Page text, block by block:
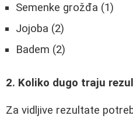
Semenke grožđa (1)
Jojoba (2)
Badem (2)
2. Koliko dugo traju
Za vidljive rezultate